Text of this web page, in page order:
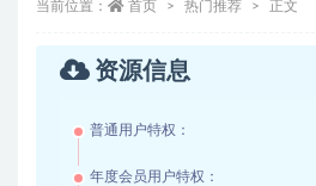
当前位置： 首页 热门推荐 正文
资源信息
普通用户特权：
年度会员用户特权：